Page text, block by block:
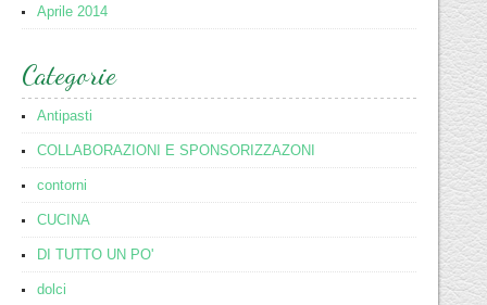
Aprile 2014
Categorie
Antipasti
COLLABORAZIONI E SPONSORIZZAZONI
contorni
CUCINA
DI TUTTO UN PO'
dolci